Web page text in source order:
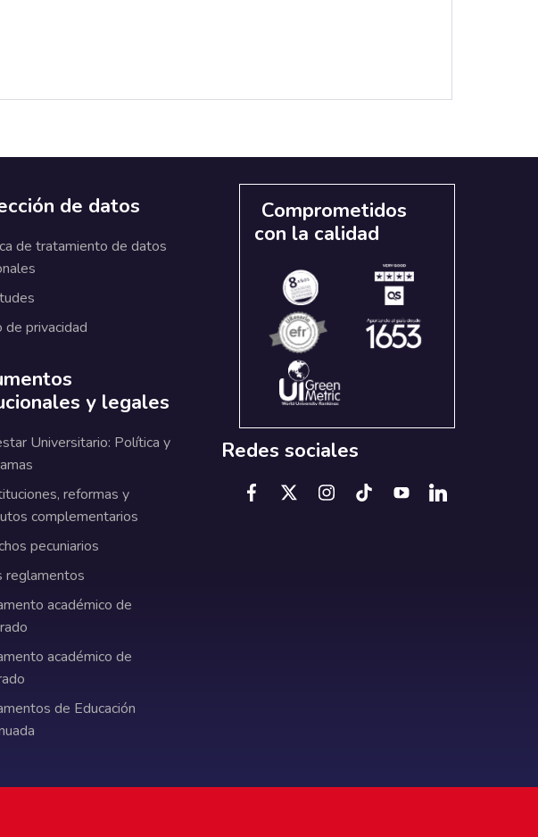
de datos
de tratamiento de datos
de privacidad
y legales
Universitario: Política y
reformas y
complementarios
pecuniarios
reglamentos
académico de
académico de
de Educación
Comprometidos
con la calidad
Redes sociales